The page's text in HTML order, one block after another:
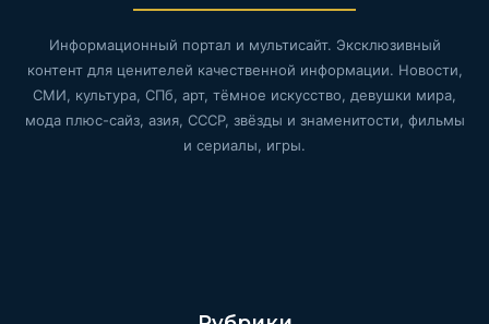
Информационный портал и мультисайт. Эксклюзивный
контент для ценителей качественной информации. Новости,
СМИ, культура, СПб, арт, тёмное искусство, девушки мира,
мода плюс-сайз, азия, СССР, звёзды и знаменитости, фильмы
и сериалы, игры.